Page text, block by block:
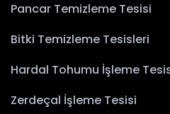
Pancar Temizleme Tesisi
Bitki Temizleme Tesisleri
Hardal Tohumu İşleme
Zerdeçal İşleme Tesisi